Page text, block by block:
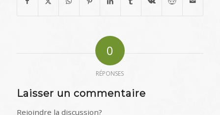
0
RÉPONSES
Laisser un commentaire
Rejoindre la discussion?